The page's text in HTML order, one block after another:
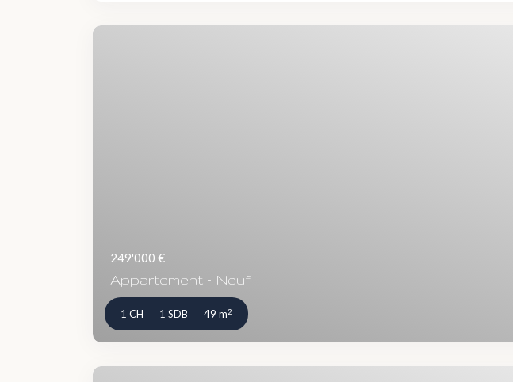
249'000 €
Appartement – Neuf
1 CH 1 SDB 49 m2